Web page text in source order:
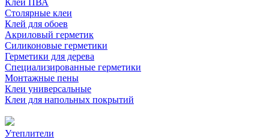
Клеи ПВА
Столярные клеи
Клей для обоев
Акриловый герметик
Силиконовые герметики
Герметики для дерева
Специализированные герметики
Монтажные пены
Клеи универсальные
Клеи для напольных покрытий
Утеплители